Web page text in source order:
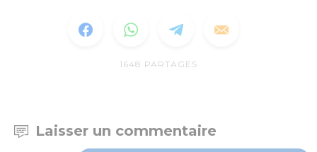
1648 PARTAGES
Laisser un commentaire